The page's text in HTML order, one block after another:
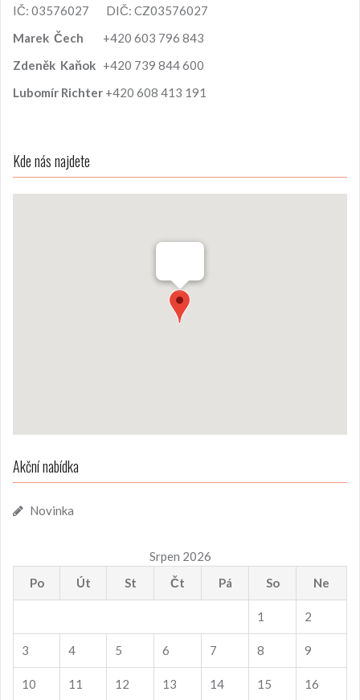
IČ: 03576027 DIČ: CZ03576027
Marek Čech
+420 603 796 843
Zdeněk Kaňok +420 739 844 600
Lubomír Richter +420 608 413 191
Kde nás najdete
Akční nabídka
Novinka
Srpen 2026
Po
Út St Čt Pá So Ne
1 2
3 4 5 6 7 8 9
10 11 12 13 14 15 16